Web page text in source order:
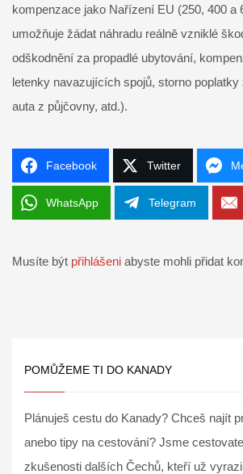
kompenzace jako Nařízení EU (250, 400 a
umožňuje žádat náhradu reálně vzniklé
odškodnění za propadlé ubytování,
letenky navazujících spojů, storno
auta z půjčovny, atd.).
Facebook Twitter
WhatsApp Telegram
Musíte být přihlášeni abyste mohli přidat
POMŮŽEME TI DO KANADY
Plánuješ cestu do Kanady? Chceš najít
anebo tipy na cestování? Jsme
zkušenosti dalších Čechů, kteří už